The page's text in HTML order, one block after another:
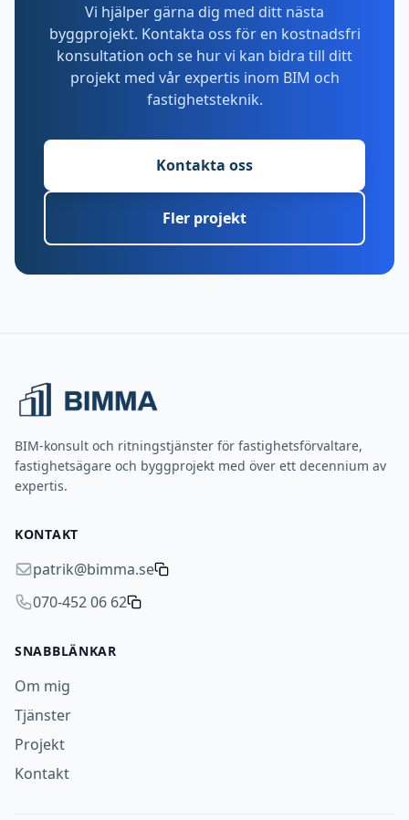
Vi hjälper gärna dig med ditt nästa
byggprojekt. Kontakta oss för en kostnadsfri
konsultation och se hur vi kan bidra till ditt
projekt med vår expertis inom BIM och
fastighetsteknik.
Kontakta oss
Fler projekt
BIM-konsult och ritningstjänster för fastighetsförvaltare,
fastighetsägare och byggprojekt med över ett decennium av
expertis.
KONTAKT
patrik@bimma.se
070-452 06 62
SNABBLÄNKAR
Om mig
Tjänster
Projekt
Kontakt